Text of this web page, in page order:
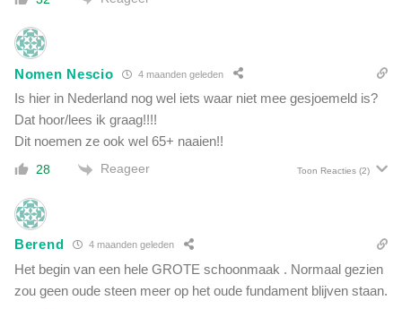
m
m
e
e
a
a
g
e
l
a
m
i
e
v
e
d
e
n
)
Nomen Nescio 4 maanden geleden
Is hier in Nederland nog wel iets waar niet mee gesjoemeld is?
Dat hoor/lees ik graag!!!!
Dit noemen ze ook wel 65+ naaien!!
28 Reageer Toon Reacties (2)
Berend 4 maanden geleden
Het begin van een hele GROTE schoonmaak . Normaal gezien
zou geen oude steen meer op het oude fundament blijven staan.